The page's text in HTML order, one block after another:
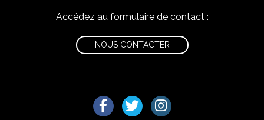
Accédez au formulaire de contact :
NOUS CONTACTER
Lien vers le compte Facebook
Lien vers le compte Twitter
Lien vers le compte